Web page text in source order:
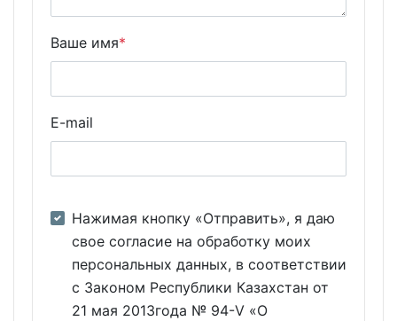
Ваше имя*
E-mail
Нажимая кнопку «Отправить», я даю
свое согласие на обработку моих
персональных данных, в соответствии
с Законом Республики Казахстан от
21 мая 2013года № 94-V «О